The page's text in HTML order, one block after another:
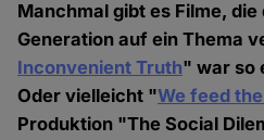
Manchmal gibt es Filme,
Generation auf ein Thema
Inconvenient Truth" war so
Oder vielleicht "We feed
Produktion "The Social